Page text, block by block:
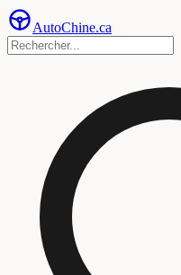
AutoChine.ca